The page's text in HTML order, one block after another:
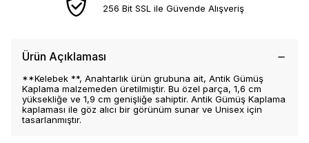
256 Bit SSL ile Güvende Alışveriş
Ürün Açıklaması
**Kelebek **, Anahtarlık ürün grubuna ait, Antik Gümüş
Kaplama malzemeden üretilmiştir. Bu özel parça, 1,6 cm
yüksekliğe ve 1,9 cm genişliğe sahiptir. Antik Gümüş Kaplama
kaplaması ile göz alıcı bir görünüm sunar ve Unisex için
tasarlanmıştır.